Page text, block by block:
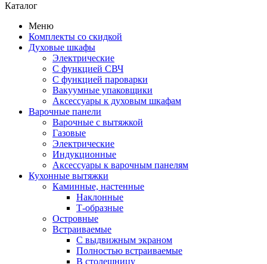
Каталог
Меню
Комплекты со скидкой
Духовые шкафы
Электрические
С функцией СВЧ
С функцией пароварки
Вакуумные упаковщики
Аксессуары к духовым шкафам
Варочные панели
Варочные с вытяжкой
Газовые
Электрические
Индукционные
Аксессуары к варочным панелям
Кухонные вытяжки
Каминные, настенные
Наклонные
Т-образные
Островные
Встраиваемые
С выдвижным экраном
Полностью встраиваемые
В столешницу